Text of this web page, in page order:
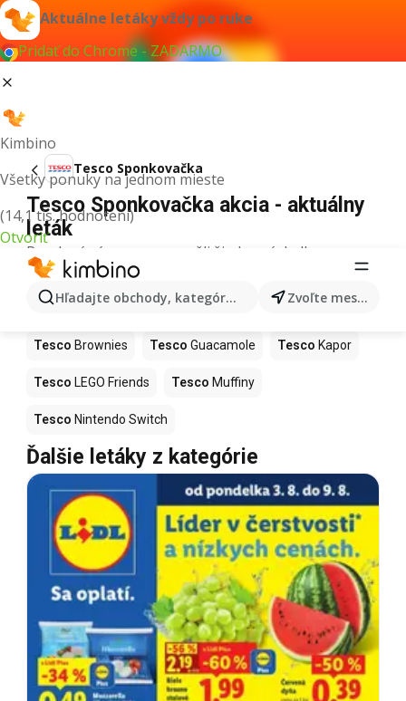
Aktuálne letáky vždy po ruke
Pridať do Chrome - ZADARMO
Kimbino
Všetky ponuky na jednom mieste
(14,1 tis. hodnotení)
Otvoriť
Hľadajte obchody, kategórie, produkty... Zvoľte mesto
Tesco Sponkovačka
Tesco Sponkovačka akcia - aktuálny
leták
Pre daný výraz sme nenašli žiadne výsledky.
Ďalšie produkty v obchodoch Tesco
Tesco Hurmikaki Tesco Ashwagandha
Tesco Brownies Tesco Guacamole Tesco Kapor
Tesco LEGO Friends Tesco Muffiny
Tesco Nintendo Switch
Ďalšie letáky z kategórie